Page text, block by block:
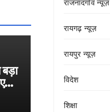
राजनांदगाँव न्यूज़
रायगढ़ न्यूज़
रायपुर न्यूज़
विदेश
शिक्षा